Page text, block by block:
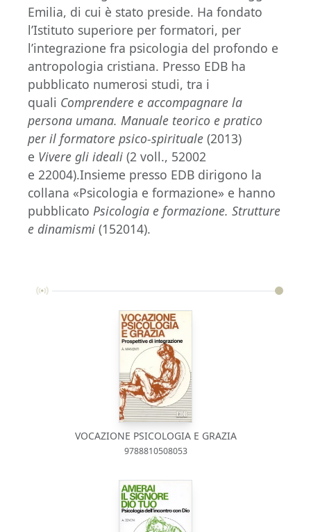
Emilia, di cui è stato preside. Ha fondato
l’Istituto superiore per formatori, per
l’integrazione fra psicologia del profondo e
antropologia cristiana. Presso EDB ha
pubblicato numerosi studi, tra i
quali Comprendere e accompagnare la
persona umana. Manuale teorico e pratico
per il formatore psico-spirituale (2013)
e Vivere gli ideali (2 voll., 52002
e 22004).Insieme presso EDB dirigono la
collana «Psicologia e formazione» e hanno
pubblicato Psicologia e formazione. Strutture
e dinamismi (152014).
VOCAZIONE PSICOLOGIA E GRAZIA
9788810508053